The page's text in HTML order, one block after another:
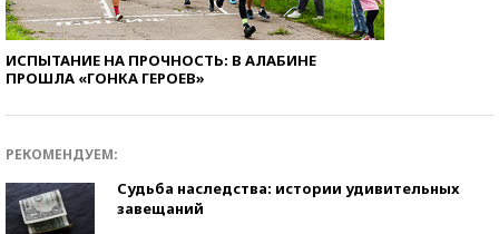
ИСПЫТАНИЕ НА ПРОЧНОСТЬ: В АЛАБИНЕ
ПРОШЛА «ГОНКА ГЕРОЕВ»
РЕКОМЕНДУЕМ:
Судьба наследства: истории удивительных
завещаний